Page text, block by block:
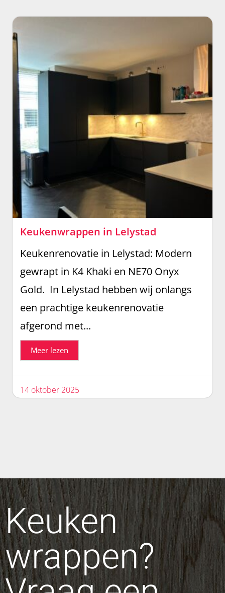
Keukenwrappen in Lelystad
14 oktober 2025
Keukenrenovatie in Lelystad: Modern
gewrapt in K4 Khaki en NE70 Onyx
Gold. In Lelystad hebben wij onlangs
een prachtige keukenrenovatie
afgerond met...
Meer lezen
Keuken
wrappen?